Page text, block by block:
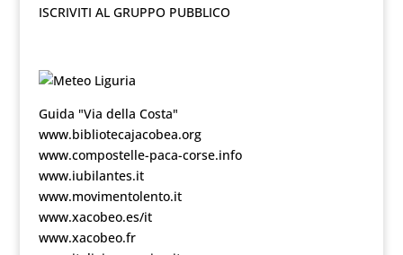
ISCRIVITI AL GRUPPO PUBBLICO
Guida "Via della Costa"
www.bibliotecajacobea.org
www.compostelle-paca-corse.info
www.iubilantes.it
www.movimentolento.it
www.xacobeo.es/it
www.xacobeo.fr